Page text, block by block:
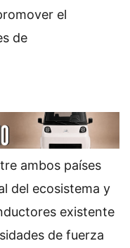
el
de
ambos países
del ecosistema y
existente
de fuerza